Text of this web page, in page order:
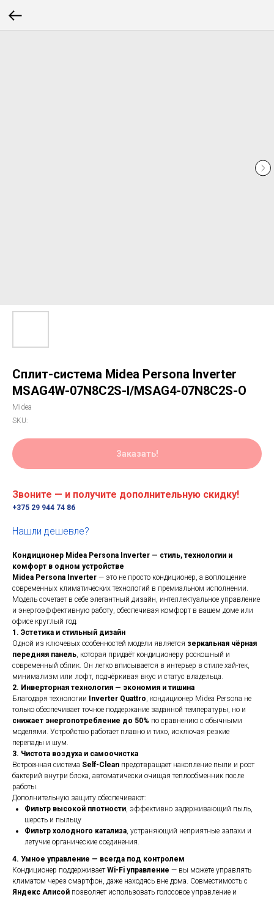
Сплит-система Midea Persona Inverter
MSAG4W-07N8C2S-I/MSAG4-07N8C2S-O
Midea
SKU:
Заказать!
Звоните — и получите дополнительную скидку!
+375 29 944 74 86
Нашли дешевле?
Кондиционер Midea Persona Inverter — стиль, технологии и
комфорт в одном устройстве
Midea Persona Inverter — это не просто кондиционер, а воплощение
современных климатических технологий в премиальном исполнении.
Модель сочетает в себе элегантный дизайн, интеллектуальное управление
и энергоэффективную работу, обеспечивая комфорт в вашем доме или
офисе круглый год.
1. Эстетика и стильный дизайн
Одной из ключевых особенностей модели является зеркальная чёрная
передняя панель, которая придаёт кондиционеру роскошный и
современный облик. Он легко вписывается в интерьер в стиле хай-тек,
минимализм или лофт, подчёркивая вкус и статус владельца.
2. Инверторная технология — экономия и тишина
Благодаря технологии
Inverter Quattro, кондиционер Midea Persona не
только обеспечивает точное поддержание заданной температуры, но и
снижает энергопотребление до 50% по сравнению с обычными
моделями. Устройство работает плавно и тихо, исключая резкие
перепады и шум.
3. Чистота воздуха и самоочистка
Встроенная система Self-Clean предотвращает накопление пыли и рост
бактерий внутри блока, автоматически очищая теплообменник после
работы.
Дополнительную защиту обеспечивают:
Фильтр высокой плотности, эффективно задерживающий пыль,
шерсть и пыльцу
Фильтр холодного катализа, устраняющий неприятные запахи и
летучие органические соединения.
4. Умное управление — всегда под контролем
Кондиционер поддерживаетWi-Fi управление — вы можете управлять
климатом через смартфон, даже находясь вне дома. Совместимость с
Яндекс Алисой позволяет использовать голосовое управление и